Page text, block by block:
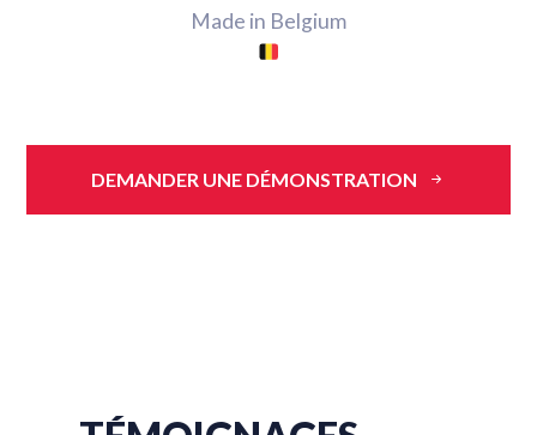
Made in Belgium
DEMANDER UNE DÉMONSTRATION